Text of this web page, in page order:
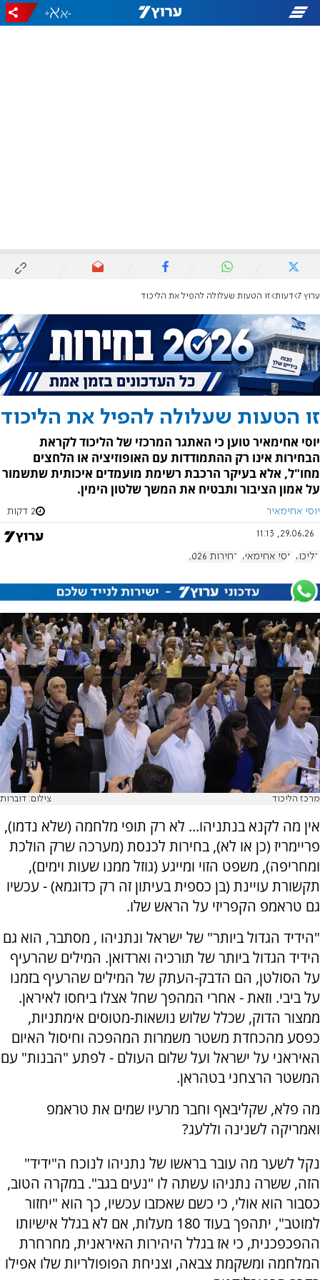
-
+
ערוץ 7 דעות זו הטעות שעלולה להפיל את הליכוד
זו הטעות שעלולה להפיל את הליכוד
יוסי אחימאיר טוען כי האתגר המרכזי של הליכוד לקראת
הבחירות אינו רק ההתמודדות עם האופוזיציה או הלחצים
מחו"ל, אלא בעיקר הרכבת רשימת מועמדים איכותית שתשמור
על אמון הציבור ותבטיח את המשך שלטון הימין.
יוסי אחימאיר 2 דקות
29.06.26, 11:13
הליכוד יוסי אחימאיר בחירות 2026
מרכז הליכוד צילום: דוברות
אין מה לקנא בנתניהו... לא רק תופי מלחמה (שלא נדמו),
פריימריז (כן או לא), בחירות לכנסת (מערכה שרק הולכת
ומחריפה), משפט הזוי ומייגע (גוזל ממנו שעות וימים),
תקשורת עויינת (בן כספית בעיתון זה רק כדוגמא) - עכשיו
גם טראמפ הקפריזי על הראש שלו.
"הידיד הגדול ביותר" של ישראל ונתניהו , מסתבר, הוא גם
הידיד הגדול ביותר של תורכיה וארדואן. המילים שהרעיף
על הסולטן, הם הדבק-העתק של המילים שהרעיף בזמנו
על ביבי. וזאת - אחרי המהפך שחל אצלו ביחסו לאיראן.
ממצור הדוק, שכלל שלוש נושאות-מטוסים אימתניות,
כפסע מהכחדת משטר משמרות המהפכה וחיסול האיום
האיראני על ישראל ועל שלום העולם - לפתע "הבנות" עם
המשטר הרצחני בטהראן.
מה פלא, שקליבאף וחבר מרעיו שמים את טראמפ
ואמריקה לשנינה וללעג?
נקל לשער מה עובר בראשו של נתניהו לנוכח ה"ידיד"
הזה, ששרה נתניהו עשתה לו "נעים בגב". במקרה הטוב,
כסבור הוא אולי, כי כשם שאכזבו עכשיו, כך הוא "יחזור
למוטב", יתהפך בעוד 180 מעלות, אם לא בגלל אישיותו
ההפכפכנית, כי אז בגלל היהירות האיראנית, מחרחרת
המלחמה ומשקמת צבאה, וצניחת הפופולריות שלו אפילו